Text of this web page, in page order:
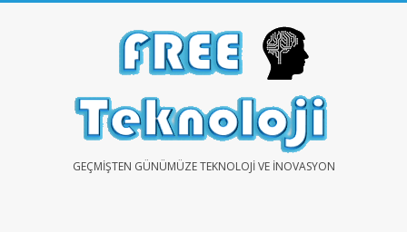
FREEGEÇMIŞTEN GÜNÜMÜZE TEKNOLOJI VE İNOVASYON